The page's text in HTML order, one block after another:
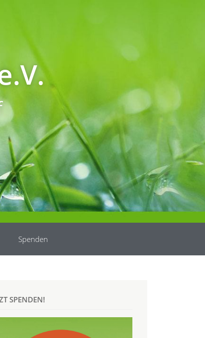
Spenden
SPENDEN!